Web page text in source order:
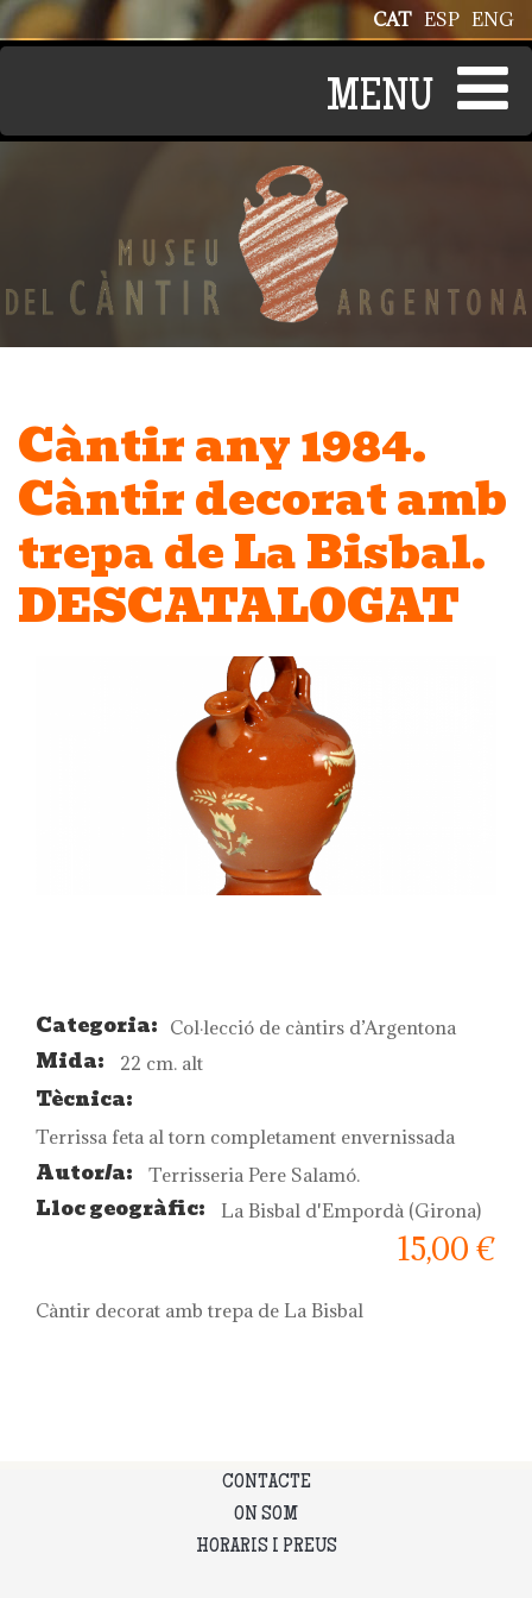
Vés al contingut ENG
ESP
CAT
Càntir any 1984.
Càntir decorat amb
trepa de La Bisbal.
DESCATALOGAT
Categoria: Col·lecció de càntirs d’Argentona
Mida: 22 cm. alt
Tècnica:
Terrissa feta al torn completament envernissada
Autor/a: Terrisseria Pere Salamó.
Lloc geogràfic: La Bisbal d'Empordà (Girona)
15,00 €
Càntir decorat amb trepa de La Bisbal
CONTACTE
ON SOM
HORARIS I PREUS